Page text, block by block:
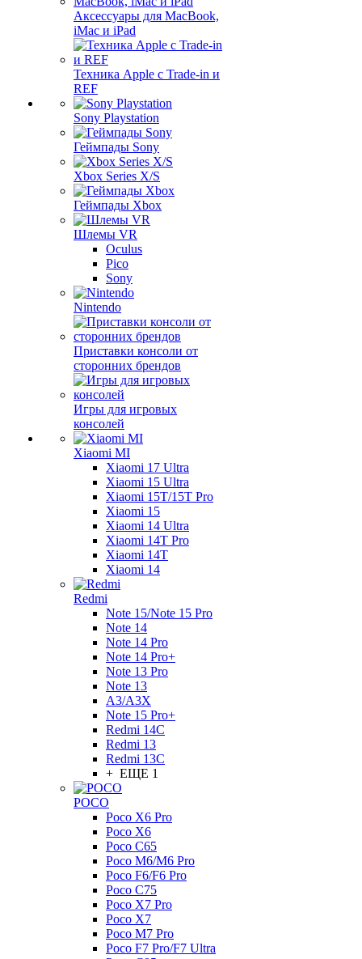
Аксессуары для MacBook,
iMac и iPad
Техника Apple с Trade-in и
REF
Sony Playstation
Геймпады Sony
Xbox Series X/S
Геймпады Xbox
Шлемы VR
Oculus
Pico
Sony
Nintendo
Приставки консоли от
сторонних брендов
Игры для игровых
консолей
Xiaomi MI
Xiaomi 17 Ultra
Xiaomi 15 Ultra
Xiaomi 15T/15T Pro
Xiaomi 15
Xiaomi 14 Ultra
Xiaomi 14T Pro
Xiaomi 14T
Xiaomi 14
Redmi
Note 15/Note 15 Pro
Note 14
Note 14 Pro
Note 14 Pro+
Note 13 Pro
Note 13
A3/A3X
Note 15 Pro+
Redmi 14C
Redmi 13
Redmi 13C
+ ЕЩЕ 1
POCO
Poco X6 Pro
Poco X6
Poco C65
Poco M6/M6 Pro
Poco F6/F6 Pro
Poco C75
Poco X7 Pro
Poco X7
Poco M7 Pro
Poco F7 Pro/F7 Ultra